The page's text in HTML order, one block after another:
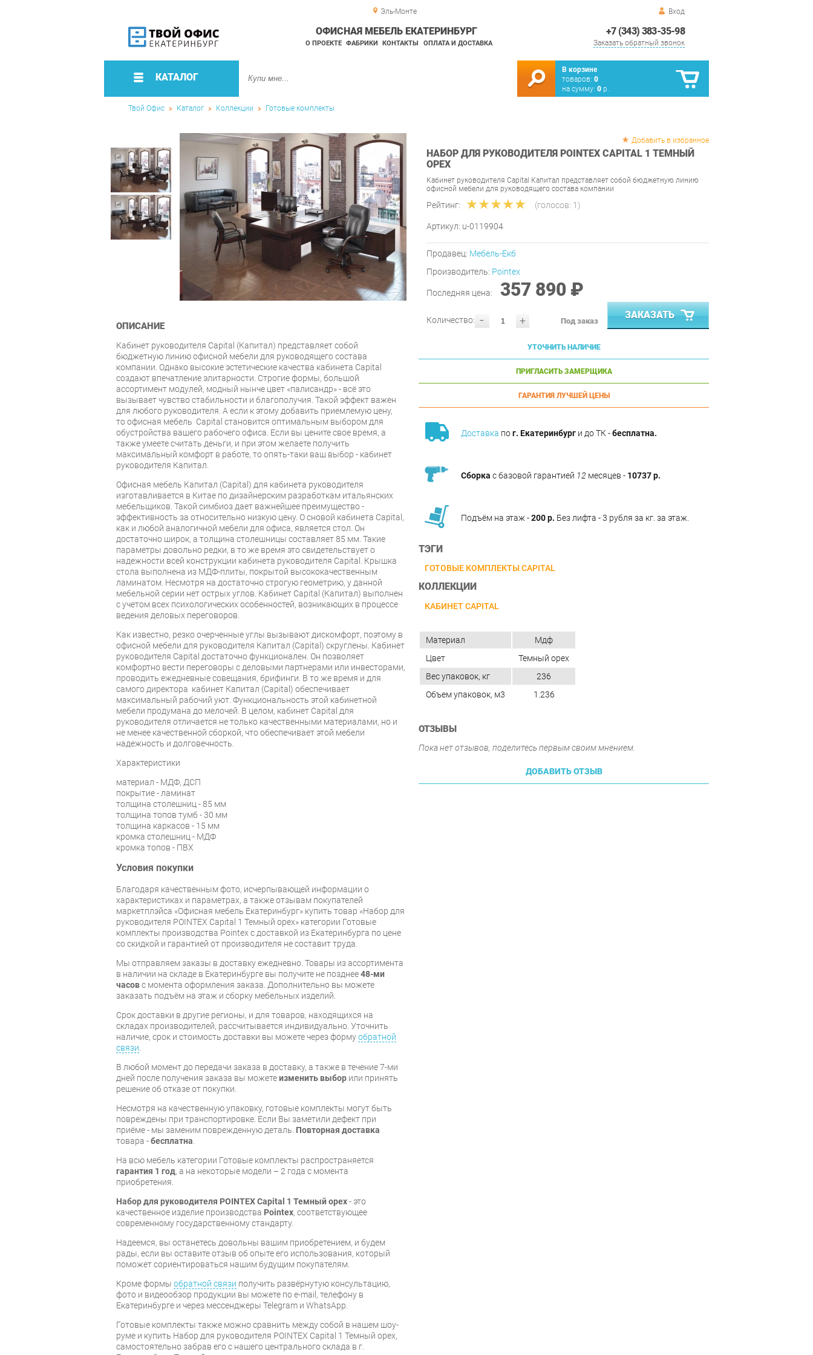
Эль-Монте Вход
+7 (343) 383-35-98
Заказать обратный звонок
ОФИСНАЯ МЕБЕЛЬ ЕКАТЕРИНБУРГ
О ПРОЕКТЕ ФАБРИКИ КОНТАКТЫ ОПЛАТА И ДОСТАВКА
КАТАЛОГ
В корзине
товаров: 0
на сумму: 0 р.
Твой Офис Каталог Коллекции Готовые комплекты
Добавить в избранное
НАБОР ДЛЯ РУКОВОДИТЕЛЯ POINTEX CAPITAL 1 ТЕМНЫЙ
ОРЕХ
Кабинет руководителя Capital Капитал представляет собой бюджетную линию
офисной мебели для руководящего состава компании
Рейтинг: (голосов: 1)
Артикул: u-0119904
Продавец: Мебель-Екб
Производитель: Pointex
Последняя цена: 357 890 ₽
- +
Количество: Под заказ
ЗАКАЗАТЬ
УТОЧНИТЬ НАЛИЧИЕ
ПРИГЛАСИТЬ ЗАМЕРЩИКА
ГАРАНТИЯ ЛУЧШЕЙ ЦЕНЫ
Доставка пог. Екатеринбург и до ТК -бесплатна.
Сборка с базовой гарантией 12 месяцев - 10737 р.
Подъём на этаж -200 р. Без лифта - 3 рубля за кг. за этаж.
ТЭГИ
ГОТОВЫЕ КОМПЛЕКТЫ CAPITAL
КОЛЛЕКЦИИ
КАБИНЕТ CAPITAL
ОПИСАНИЕ
Кабинет руководителя Capital (Капитал) представляет собой
бюджетную линию офисной мебели для руководящего состава
компании. Однако высокие эстетические качества кабинета Capital
создают впечатление элитарности. Строгие формы, большой
ассортимент модулей, модный нынче цвет «палисандр» - всë это
вызывает чувство стабильности и благополучия. Такой эффект важен
для любого руководителя. А если к этому добавить приемлемую цену,
то офисная мебель Capital становится оптимальным выбором для
обустройства вашего рабочего офиса. Если вы цените свое время, а
также умеете считать деньги, и при этом желаете получить
максимальный комфорт в работе, то опять-таки ваш выбор - кабинет
руководителя Капитал.
Офисная мебель Капитал (Capital) для кабинета руководителя
изготавливается в Китае по дизайнерским разработкам итальянских
мебельщиков. Такой симбиоз дает важнейшее преимущество -
эффективность за относительно низкую цену. О сновой кабинета Capital,
как и любой аналогичной мебели для офиса, является стол. Он
достаточно широк, а толщина столешницы составляет 85 мм. Такие
параметры довольно редки, в то же время это свидетельствует о
надежности всей конструкции кабинета руководителя Capital. Крышка
стола выполнена из МДФ-плиты, покрытой высококачественным
ламинатом. Несмотря на достаточно строгую геометрию, у данной
мебельной серии нет острых углов. Кабинет Capital (Капитал) выполнен
с учетом всех психологических особенностей, возникающих в процессе
ведения деловых переговоров.
Как известно, резко очерченные углы вызывают дискомфорт, поэтому в
офисной мебели для руководителя Капитал (Capital) скруглены. Кабинет
руководителя Capital достаточно функционален. Он позволяет
комфортно вести переговоры с деловыми партнерами или инвесторами,
проводить ежедневные совещания, брифинги. В то же время и для
самого директора кабинет Капитал (Capital) обеспечивает
максимальный рабочий уют. Функциональность этой кабинетной
мебели продумана до мелочей. В целом, кабинет Capital для
руководителя отличается не только качественными материалами, но и
не менее качественной сборкой, что обеспечивает этой мебели
надежность и долговечность.
Характеристики
материал - МДФ, ДСП
покрытие - ламинат
толщина столешниц - 85 мм
толщина топов тумб - 30 мм
толщина каркасов - 15 мм
кромка столешниц - МДФ
кромка топов - ПВХ
Условия покупки
Благодаря качественным фото, исчерпывающей информации о
характеристиках и параметрах, а также отзывам покупателей
маркетплэйса «Офисная мебель Екатеринбург» купить товар «Набор для
руководителя POINTEX Capital 1 Темный орех» категории Готовые
комплекты производства Pointex с доставкой из Екатеринбурга по цене
со скидкой и гарантией от производителя не составит труда.
Мы отправляем заказы в доставку ежедневно. Товары из ассортимента
в наличии на складе в Екатеринбурге вы получите не позднее48-ми
часовс момента оформления заказа. Дополнительно вы можете
заказать подъём на этаж и сборку мебельных изделий.
Срок доставки в другие регионы, и для товаров, находящихся на
складах производителей, рассчитывается индивидуально. Уточнить
наличие, срок и стоимость доставки вы можете через формуобратной
связи
В любой момент до передачи заказа в доставку, а также в течение 7-ми
дней после получения заказа вы можетеизменить выбор или принять
решение об отказе от покупки.
Несмотря на качественную упаковку, готовые комплекты могут быть
повреждены при транспортировке. Если Вы заметили дефект при
приёме - мы заменим поврежденную деталь. Повторная доставка
товара -бесплатна
На всю мебель категории Готовые комплекты распространяется
гарантия 1 год, а на некоторые модели – 2 года с момента
приобретения.
Набор для руководителя POINTEX Capital 1 Темный орех- это
качественное изделие производства Pointex, соответствующее
современному государственному стандарту.
Надеемся, вы останетесь довольны вашим приобретением, и будем
рады, если вы оставите отзыв об опыте его использования, который
поможет сориентироваться нашим будущим покупателям.
Кроме формы обратной связи получить развёрнутую консультацию,
фото и видеообзор продукции вы можете по e-mail, телефону в
Екатеринбурге и через мессенджеры Telegram и WhatsApp.
Готовые комплекты также можно сравнить между собой в нашем шоу-
руме и купить Набор для руководителя POINTEX Capital 1 Темный орех,
самостоятельно забрав его с нашего центрального склада в г.
Материал
Мдф
Цвет
Темный орех
Вес упаковок, кг
236
Объем упаковок, м3
1.236
ОТЗЫВЫ
Пока нет отзывов, поделитесь первым своим мнением.
ДОБАВИТЬ ОТЗЫВ